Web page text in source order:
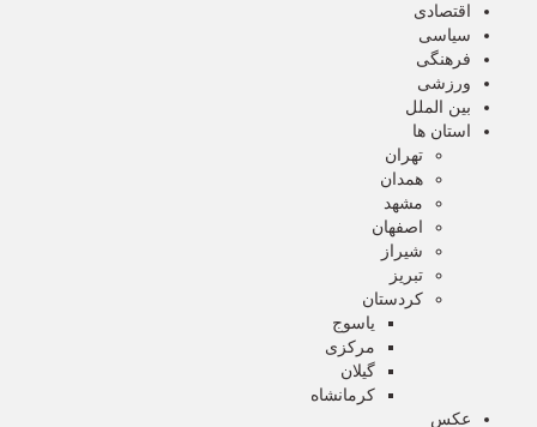
اقتصادی
سیاسی
فرهنگی
ورزشی
بین الملل
استان ها
تهران
همدان
مشهد
اصفهان
شیراز
تبریز
کردستان
یاسوج
مرکزی
گیلان
کرمانشاه
عکس